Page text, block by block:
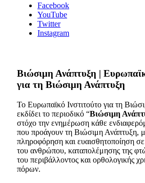
Facebook
YouTube
Twitter
Instagram
Bιώσιμη Ανάπτυξη |
για τη Βιώσιμη Ανάπτυξη
Το Ευρωπαϊκό Ινστιτούτο για τη
εκδίδει το περιοδικό “Βιώσιμη
στόχο την ενημέρωση κάθε
που προάγουν τη Βιώσιμη Ανάπτυξη,
πληροφόρηση και ευαισθητοποίηση
του ανθρώπου, καταπολέμησης της
του περιβάλλοντος και ορθολογικής
πόρων.